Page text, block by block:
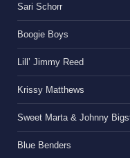
Sari Schorr
Boogie Boys
Lill’ Jimmy Reed
Krissy Matthews
Sweet Marta & Johnny
Blue Benders